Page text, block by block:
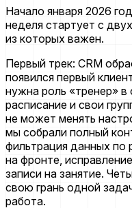
Начало января 2026
неделя стартует с
из которых важен.
Первый трек: CRM
появился первый
нужна роль «тренер»
расписание и свои
не может менять
мы собрали полный
фильтрация данных по
на фронте,
записи на занятие.
свою грань одной
работа.